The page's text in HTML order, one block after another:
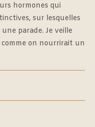
hormones qui
sur lesquelles
parade. Je veille
on nourrirait un